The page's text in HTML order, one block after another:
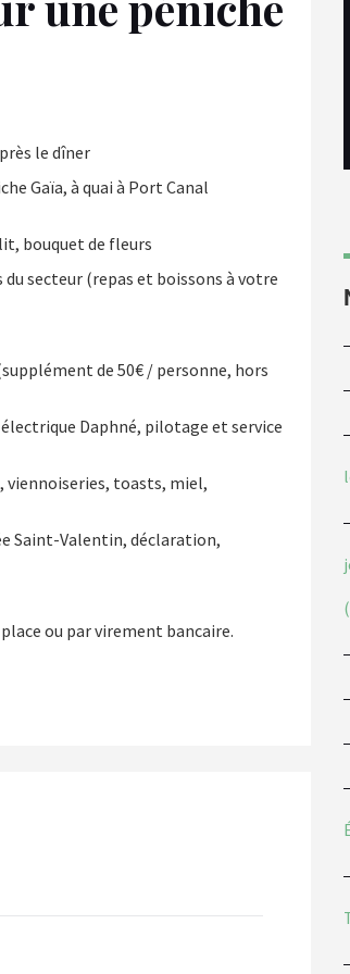
le dîner
Gaïa, à quai à Port Canal
bouquet de fleurs
secteur (repas et boissons à votre
de 50€ / personne, hors
Daphné, pilotage et service
viennoiseries, toasts, miel,
Saint-Valentin, déclaration,
ou par virement bancaire.